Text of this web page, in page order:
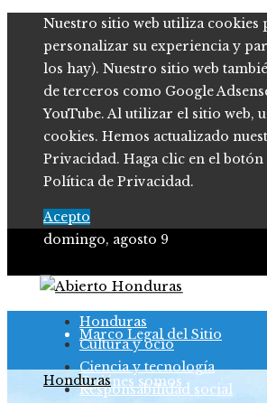
Nuestro sitio web utiliza cookies
personalizar su experiencia y
los hay). Nuestro sitio web
de terceros como Google
YouTube. Al utilizar el sitio web,
cookies. Hemos actualizado
Privacidad. Haga clic en el
Política de Privacidad.
Acepto
domingo, agosto 9
Política de Privacidad
Marco Legal del Sitio
Quiénes somos
Honduras
Cultura y ocio
Ciencia y tecnología
Responsabilidad social
Honduras